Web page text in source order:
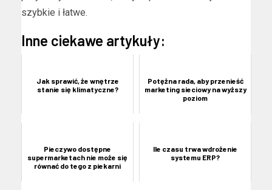
szybkie i łatwe.
Inne ciekawe artykuły:
Jak sprawić, że wnętrze
stanie się klimatyczne?
Potężna rada, aby przenieść
marketing sieciowy na wyższy
poziom
Pieczywo dostępne
supermarketach nie może się
równać do tego z piekarni
Ile czasu trwa wdrożenie
systemu ERP?